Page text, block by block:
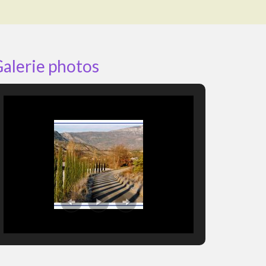
photos